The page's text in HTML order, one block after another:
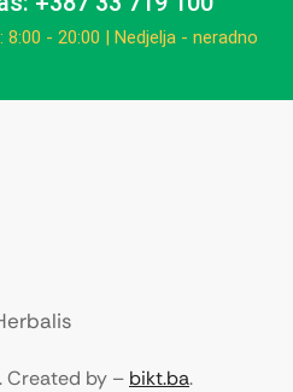
- 20:00 | Nedjelja - neradno
. Created by – bikt.ba.